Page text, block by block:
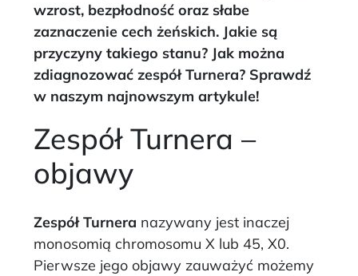
wzrost, bezpłodność oraz słabe
zaznaczenie cech żeńskich. Jakie są
przyczyny takiego stanu? Jak można
zdiagnozować zespół Turnera? Sprawdź
w naszym najnowszym artykule!
Zespół Turnera –
objawy
Zespół Turnera nazywany jest inaczej
monosomią chromosomu X lub 45, X0.
Pierwsze jego objawy zauważyć możemy